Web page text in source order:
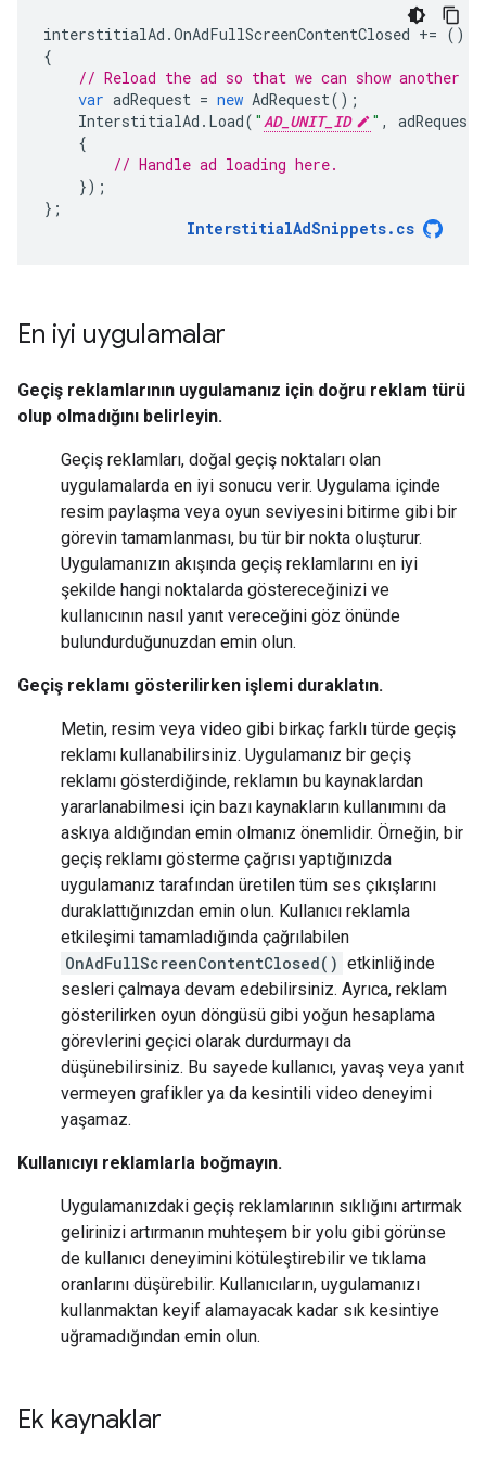
interstitialAd .OnAdFullScreenContentClosed += ()
{
// Reload the ad so that we can show another
var adRequest = new AdRequest();
InterstitialAd . Load( "AD_UNIT_ID " , adRequest
{
// Handle ad loading here.
});
};
InterstitialAdSnippets. cs
En iyi uygulamalar
Geçiş reklamlarının uygulamanız için doğru reklam türü
olup olmadığını belirleyin.
Geçiş reklamları, doğal geçiş noktaları olan
uygulamalarda en iyi sonucu verir. Uygulama içinde
resim paylaşma veya oyun seviyesini bitirme gibi bir
görevin tamamlanması, bu tür bir nokta oluşturur.
Uygulamanızın akışında geçiş reklamlarını en iyi
şekilde hangi noktalarda göstereceğinizi ve
kullanıcının nasıl yanıt vereceğini göz önünde
bulundurduğunuzdan emin olun.
Geçiş reklamı gösterilirken işlemi duraklatın.
Metin, resim veya video gibi birkaç farklı türde geçiş
reklamı kullanabilirsiniz. Uygulamanız bir geçiş
reklamı gösterdiğinde, reklamın bu kaynaklardan
yararlanabilmesi için bazı kaynakların kullanımını da
askıya aldığından emin olmanız önemlidir. Örneğin, bir
geçiş reklamı gösterme çağrısı yaptığınızda
uygulamanız tarafından üretilen tüm ses çıkışlarını
duraklattığınızdan emin olun. Kullanıcı reklamla
etkileşimi tamamladığında çağrılabilen
OnAdFullScreenContentClosed() etkinliğinde
sesleri çalmaya devam edebilirsiniz. Ayrıca, reklam
gösterilirken oyun döngüsü gibi yoğun hesaplama
görevlerini geçici olarak durdurmayı da
düşünebilirsiniz. Bu sayede kullanıcı, yavaş veya yanıt
vermeyen grafikler ya da kesintili video deneyimi
yaşamaz.
Kullanıcıyı reklamlarla boğmayın.
Uygulamanızdaki geçiş reklamlarının sıklığını artırmak
gelirinizi artırmanın muhteşem bir yolu gibi görünse
de kullanıcı deneyimini kötüleştirebilir ve tıklama
oranlarını düşürebilir. Kullanıcıların, uygulamanızı
kullanmaktan keyif alamayacak kadar sık kesintiye
uğramadığından emin olun.
Ek kaynaklar